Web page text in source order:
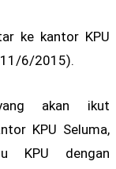
ke kantor KPU
6/2015).
akan ikut
KPU Seluma,
KPU dengan